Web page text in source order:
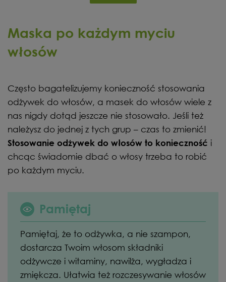
Maska po każdym myciu
włosów
Często bagatelizujemy konieczność stosowania
odżywek do włosów, a masek do włosów wiele z
nas nigdy dotąd jeszcze nie stosowało. Jeśli też
należysz do jednej z tych grup – czas to zmienić!
Stosowanie odżywek do włosów to konieczność i
chcąc świadomie dbać o włosy trzeba to robić
po każdym myciu.
Pamiętaj
Pamiętaj, że to odżywka, a nie szampon,
dostarcza Twoim włosom składniki
odżywcze i witaminy, nawilża, wygładza i
zmiękcza. Ułatwia też rozczesywanie włosów